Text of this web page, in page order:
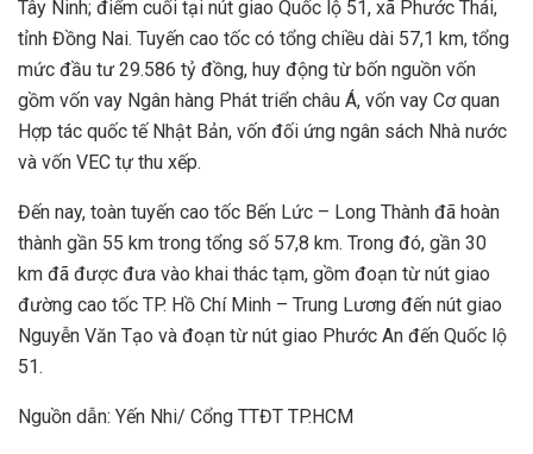
Tây Ninh; điểm cuối tại nút giao Quốc lộ 51, xã Phước Thái,
tỉnh Đồng Nai. Tuyến cao tốc có tổng chiều dài 57,1 km, tổng
mức đầu tư 29.586 tỷ đồng, huy động từ bốn nguồn vốn
gồm vốn vay Ngân hàng Phát triển châu Á, vốn vay Cơ quan
Hợp tác quốc tế Nhật Bản, vốn đối ứng ngân sách Nhà nước
và vốn VEC tự thu xếp.
Đến nay, toàn tuyến cao tốc Bến Lức – Long Thành đã hoàn
thành gần 55 km trong tổng số 57,8 km. Trong đó, gần 30
km đã được đưa vào khai thác tạm, gồm đoạn từ nút giao
đường cao tốc TP. Hồ Chí Minh – Trung Lương đến nút giao
Nguyễn Văn Tạo và đoạn từ nút giao Phước An đến Quốc lộ
51.
Nguồn dẫn: Yến Nhi/ Cổng TTĐT TP.HCM